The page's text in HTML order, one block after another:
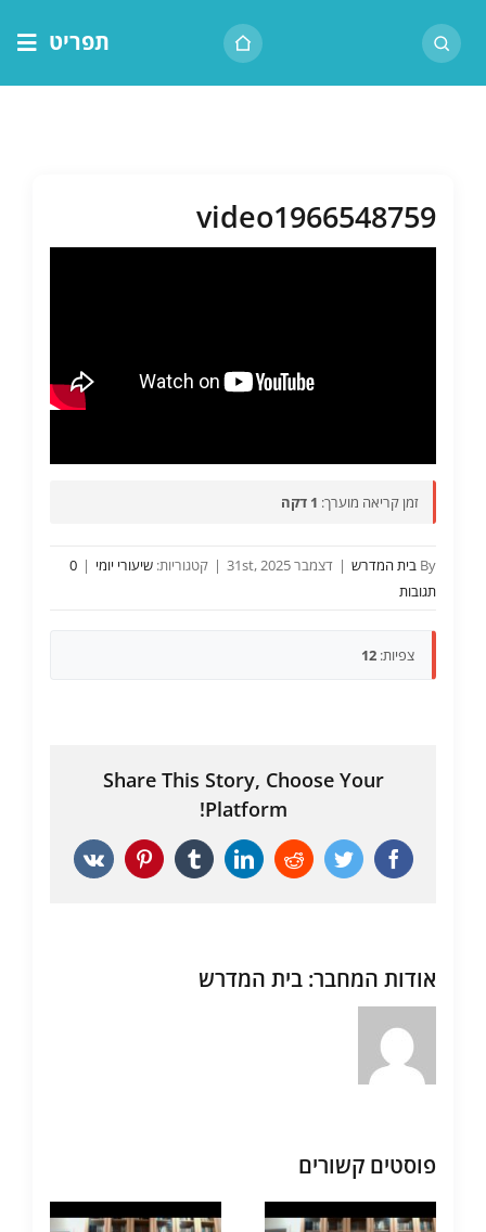
לתוכן
תפריט
שיעורים
video1966548759
זמן קריאה מוערך: 1 דקה
By בית המדרש | דצמבר 31st, 2025 | קטגוריות: שיעורי יומי |
0
תגובות
צפיות: 12
Share This Story, Choose Your
Platform!
Facebook
Twitter
Reddit
LinkedIn
Tumblr
Pinterest
Vk
אודות המחבר: בית המדרש
פוסטים קשורים